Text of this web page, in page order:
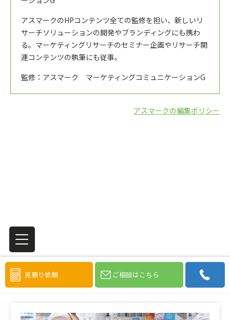
アスマークのHPコンテンツ全ての監修を担い、新しいリ
サーチソリューションの開発やブランディングにも携わ
る。マーケティングリサーチのセミナー企画やリサーチ関
連コンテンツの執筆にも従事。
監修：アスマーク マーケティングコミュニケーションG
アスマークの編集ポリシー
関連コンテンツ
見積り依頼 ご相談はこちら